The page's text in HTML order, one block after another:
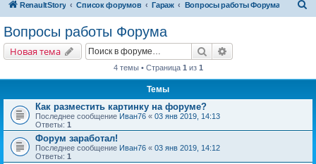
RenaultStory Список форумов Гараж Вопросы работы Форума
Вопросы работы Форума
Новая тема Поиск
4 темы • Страница 1 из 1
Темы
Как разместить картинку на форуме?
Последнее сообщение Иван76 « 03 янв 2019, 14:13
Ответы: 1
Форум заработал!
Последнее сообщение Иван76 « 03 янв 2019, 14:12
Ответы: 1